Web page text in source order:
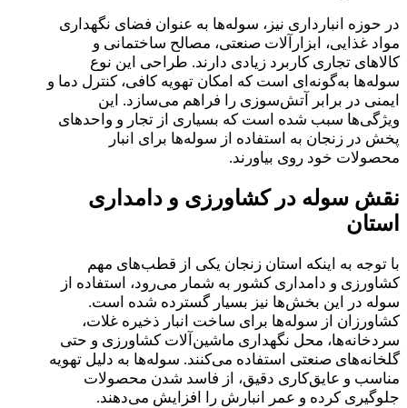
در حوزه انبارداری نیز، سوله‌ها به عنوان فضای نگهداری
مواد غذایی، ابزارآلات صنعتی، مصالح ساختمانی و
کالاهای تجاری کاربرد زیادی دارند. طراحی این نوع
سوله‌ها به‌گونه‌ای است که امکان تهویه کافی، کنترل دما و
ایمنی در برابر آتش‌سوزی را فراهم می‌سازد. این
ویژگی‌ها سبب شده است که بسیاری از تجار و واحدهای
پخش در زنجان به استفاده از سوله‌ها برای انبار
محصولات خود روی بیاورند.
نقش سوله در کشاورزی و دامداری
استان
با توجه به اینکه استان زنجان یکی از قطب‌های مهم
کشاورزی و دامداری کشور به شمار می‌رود، استفاده از
سوله در این بخش‌ها نیز بسیار گسترده شده است.
کشاورزان از سوله‌ها برای ساخت انبار ذخیره غلات،
سردخانه‌ها، محل نگهداری ماشین‌آلات کشاورزی و حتی
گلخانه‌های صنعتی استفاده می‌کنند. سوله‌ها به دلیل تهویه
مناسب و عایق‌کاری دقیق، از فاسد شدن محصولات
جلوگیری کرده و عمر انبارش را افزایش می‌دهند.